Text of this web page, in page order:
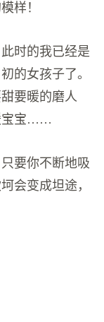
样！
时的我已经是
的女孩子了。
要暖的磨人
宝宝……
要你不断地吸
会变成坦途，